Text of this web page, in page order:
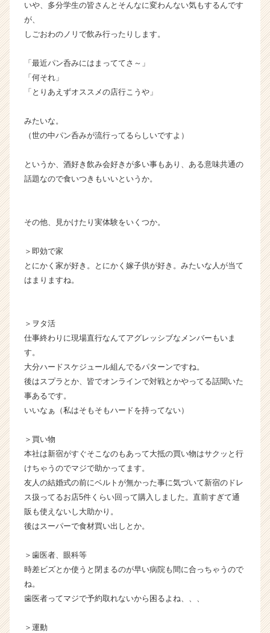
ト
届
就
サ
ア
ャ
リ
e
C
いや、多分学生の皆さんとそんなに変わんない気もするんです
が、
しごおわのノリで飲み行ったりします。
「最近パン呑みにはまっててさ～」
「何それ」
「とりあえずオススメの店行こうや」
みたいな。
（世の中パン呑みが流行ってるらしいですよ）
というか、酒好き飲み会好きが多い事もあり、ある意味共通の
話題なので食いつきもいいというか。
その他、見かけたり実体験をいくつか。
＞即効で家
とにかく家が好き。とにかく嫁子供が好き。みたいな人が当て
はまりますね。
＞ヲタ活
仕事終わりに現場直行なんてアグレッシブなメンバーもいま
す。
大分ハードスケジュール組んでるパターンですね。
後はスプラとか、皆でオンラインで対戦とかやってる話聞いた
事あるです。
いいなぁ（私はそもそもハードを持ってない）
＞買い物
本社は新宿がすぐそこなのもあって大抵の買い物はサクッと行
けちゃうのでマジで助かってます。
友人の結婚式の前にベルトが無かった事に気づいて新宿のドレ
ス扱ってるお店5件くらい回って購入しました。直前すぎて通
販も使えないし大助かり。
後はスーパーで食材買い出しとか。
＞歯医者、眼科等
時差ビズとか使うと閉まるのが早い病院も間に合っちゃうので
ね。
歯医者ってマジで予約取れないから困るよね、、、
＞運動